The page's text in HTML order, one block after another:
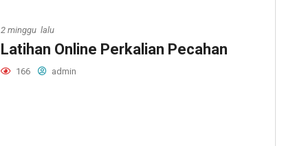
2 minggu lalu
Latihan Online Perkalian Pecahan
166 admin